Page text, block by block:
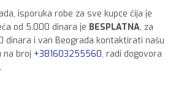
isporuka robe za sve kupce čija je
od 5.000 dinara je BESPLATNA, za
dinara i van Beograda kontaktirati našu
na broj +381603255560, radi dogovora